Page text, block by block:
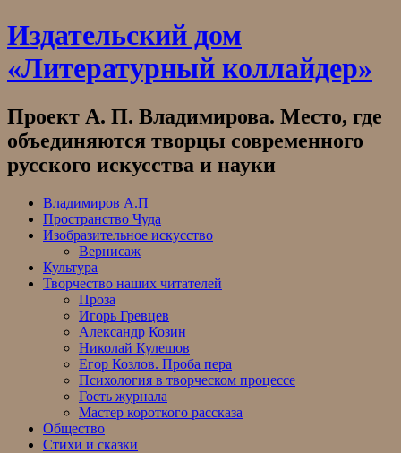
Skip
to
content
Издательский дом
«Литературный коллайдер»
Проект А. П. Владимирова. Место, где
объединяются творцы современного
русского искусства и науки
Владимиров А.П
Пространство Чуда
Изобразительное искусство
Вернисаж
Культура
Творчество наших читателей
Проза
Игорь Гревцев
Александр Козин
Николай Кулешов
Егор Козлов. Проба пера
Психология в творческом процессе
Гость журнала
Мастер короткого рассказа
Общество
Стихи и сказки